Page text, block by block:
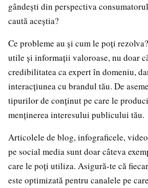
gândești din perspectiva
caută aceștia?
Ce probleme au și cum le poți
utile și informații valoroase, nu doar
credibilitatea ca expert în domeniu,
interacțiunea cu brandul tău. De
tipurilor de conținut pe care le
menținerea interesului publicului tău.
Articolele de blog, infograficele,
pe social media sunt doar câteva
care le poți utiliza. Asigură-te că
este optimizată pentru canalele pe